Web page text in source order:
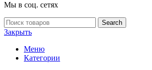
Мы в соц. сетях
Search
Закрыть
Меню
Категории